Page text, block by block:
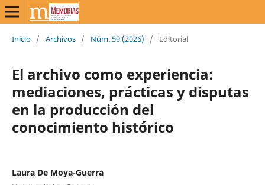
Inicio / Archivos / Núm. 59 (2026) / Editorial
El archivo como experiencia:
mediaciones, prácticas y disputas
en la producción del
conocimiento histórico
Laura De Moya-Guerra